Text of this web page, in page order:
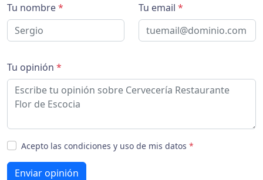
Tu nombre* Tu email *
Tu opinión *
Acepto las condiciones y uso de mis datos *
Enviar opinión